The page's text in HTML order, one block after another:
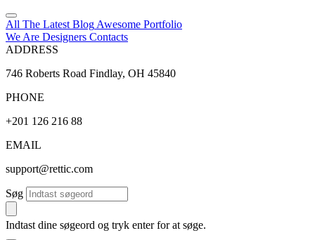
All The Latest Blog Awesome Portfolio
We Are Designers Contacts
ADDRESS
746 Roberts Road Findlay, OH 45840
PHONE
+201 126 216 88
EMAIL
support@rettic.com
Søg
Indtast dine søgeord og tryk enter for at søge.